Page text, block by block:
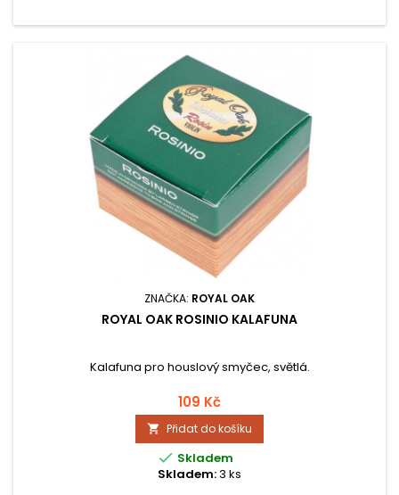
ZNAČKA: ROYAL OAK
ROYAL OAK ROSINIO KALAFUNA
Kalafuna pro houslový smyčec, světlá.
109 Kč
 Přidat do košíku
 Skladem
Skladem:3 ks